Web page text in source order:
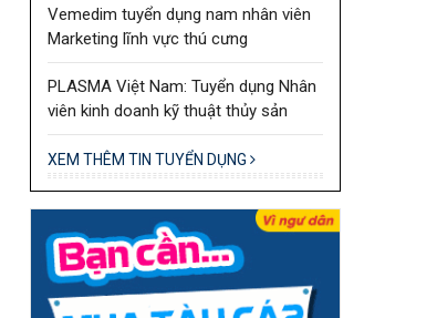
Vemedim tuyển dụng nam nhân viên
Marketing lĩnh vực thú cưng
PLASMA Việt Nam: Tuyển dụng Nhân
viên kinh doanh kỹ thuật thủy sản
XEM THÊM TIN TUYỂN DỤNG